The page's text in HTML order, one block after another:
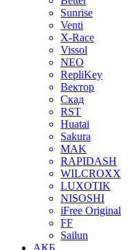
Sunrise
Venti
X-Race
Vissol
NEO
RepliKey
Вектор
Скад
RST
Huatai
Sakura
MAK
RAPIDASH
WILCROXX
LUXOTIK
NISOSHI
iFree Original
FF
Sailun
АКБ